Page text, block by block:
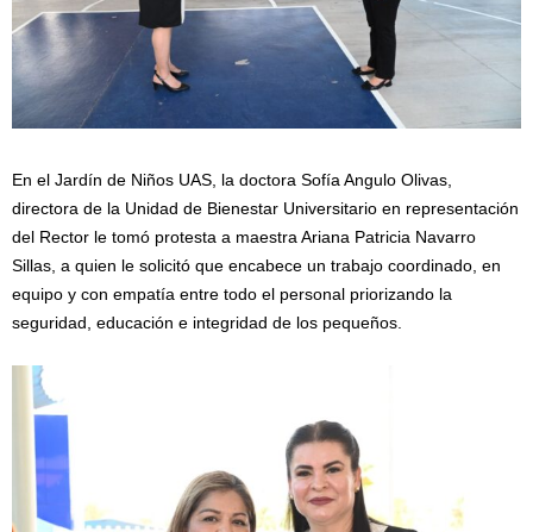
En el Jardín de Niños UAS, la doctora Sofía Angulo Olivas,
directora de la Unidad de Bienestar Universitario en representación
del Rector le tomó protesta a maestra Ariana Patricia Navarro
Sillas, a quien le solicitó que encabece un trabajo coordinado, en
equipo y con empatía entre todo el personal priorizando la
seguridad, educación e integridad de los pequeños.